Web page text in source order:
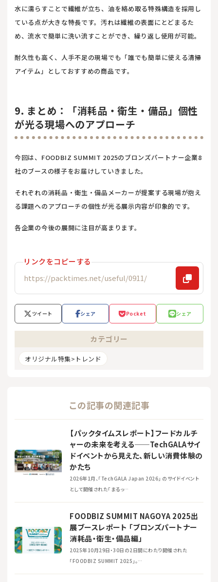
水に濡らすことで繊維が立ち、油を絡め取る特殊構造を採用し
ている点が大きな特長です。汚れは繊維の表面にとどまるた
め、流水で簡単に洗い流すことができ、繰り返し使用が可能。
耐久性も高く、人手不足の現場でも「誰でも簡単に使える清掃
アイテム」としておすすめの商品です。
9. まとめ：「消耗品・衛生・備品」個性
が光る現場へのアプローチ
今回は、FOODBIZ SUMMIT 2025のブロンズパートナー企業8
社のブースの様子をお届けしていきました。
それぞれの消耗品・衛生・備品メーカーが提案する現場が抱え
る課題へのアプローチの個性が光る展示内容が印象的です。
各企業の今後の展開に注目が高まります。
リンクをコピーする
ツイート シェア Pocket シェア
カテゴリー
オリジナル特集>トレンド
この記事の関連記事
【パックタイムスレポート】フードカルチ
ャーの未来を考える──TechGALAサイ
ドイベントから見えた、新しい消費体験の
かたち
2026年1月、「TechGALA Japan 2026」 のサイドイベント
として開催された「まるっ…
FOODBIZ SUMMIT NAGOYA 2025出
展ブースレポート 「ブロンズパートナー
消耗品・衛生・備品編」
2025年10月29日・30日の2日間にわたり開催された
「FOODBIZ SUMMIT 2025」。…